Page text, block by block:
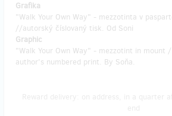
Grafika
"Walk Your Own Way" - mezzotinta v
//autorský číslovaný tisk. Od Soni
Graphic
"Walk Your Own Way" - mezzotint in
author's numbered print. By Soňa.